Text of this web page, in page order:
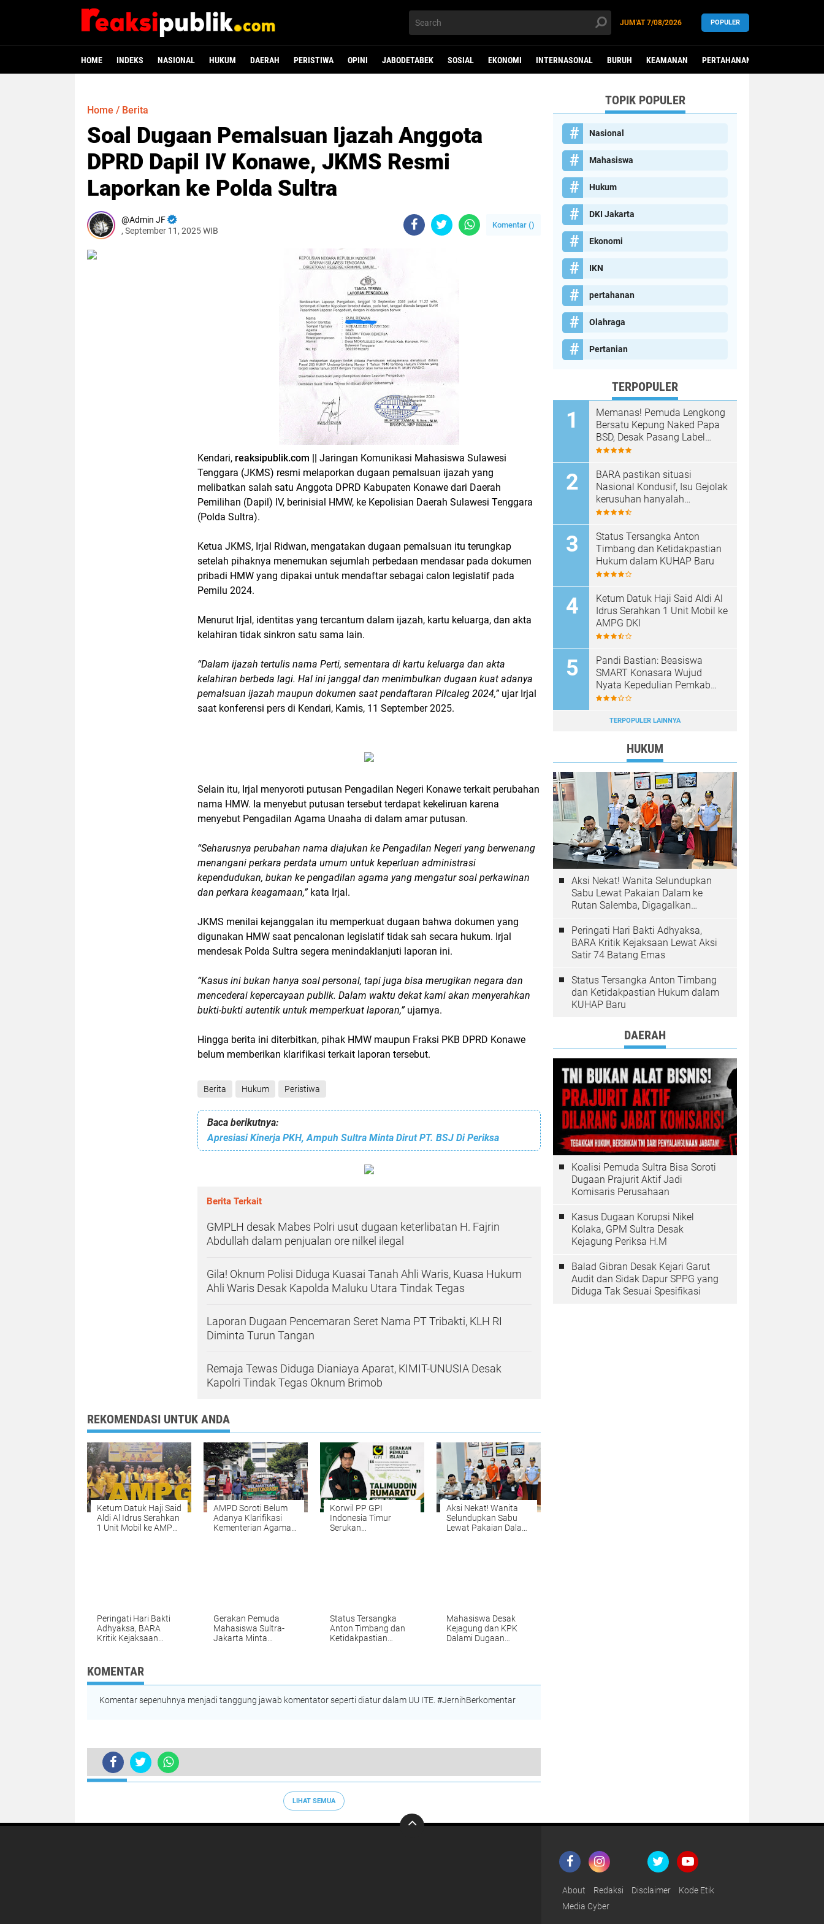
JUM'AT7/08/2026 POPULER
HOME INDEKS NASIONAL HUKUM DAERAH PERISTIWA OPINI JABODETABEK SOSIAL EKONOMI INTERNASONAL BURUH KEAMANAN PERTAHANAN
Home / Berita
Soal Dugaan Pemalsuan Ijazah Anggota
DPRD Dapil IV Konawe, JKMS Resmi
Laporkan ke Polda Sultra
Admin JF
, September 11, 2025 WIB
Komentar ()
Kendari, reaksipublik.com || Jaringan Komunikasi Mahasiswa Sulawesi
Tenggara (JKMS) resmi melaporkan dugaan pemalsuan ijazah yang
melibatkan salah satu Anggota DPRD Kabupaten Konawe dari Daerah
Pemilihan (Dapil) IV, berinisial HMW, ke Kepolisian Daerah Sulawesi Tenggara
(Polda Sultra).
Ketua JKMS, Irjal Ridwan, mengatakan dugaan pemalsuan itu terungkap
setelah pihaknya menemukan sejumlah perbedaan mendasar pada dokumen
pribadi HMW yang dipakai untuk mendaftar sebagai calon legislatif pada
Pemilu 2024.
Menurut Irjal, identitas yang tercantum dalam ijazah, kartu keluarga, dan akta
kelahiran tidak sinkron satu sama lain.
“Dalam ijazah tertulis nama Perti, sementara di kartu keluarga dan akta
kelahiran berbeda lagi. Hal ini janggal dan menimbulkan dugaan kuat adanya
pemalsuan ijazah maupun dokumen saat pendaftaran Pilcaleg 2024,”ujar Irjal
saat konferensi pers di Kendari, Kamis, 11 September 2025.
Selain itu, Irjal menyoroti putusan Pengadilan Negeri Konawe terkait perubahan
nama HMW. Ia menyebut putusan tersebut terdapat kekeliruan karena
menyebut Pengadilan Agama Unaaha di dalam amar putusan.
“Seharusnya perubahan nama diajukan ke Pengadilan Negeri yang berwenang
menangani perkara perdata umum untuk keperluan administrasi
kependudukan, bukan ke pengadilan agama yang mengatur soal perkawinan
dan perkara keagamaan,”kata Irjal.
JKMS menilai kejanggalan itu memperkuat dugaan bahwa dokumen yang
digunakan HMW saat pencalonan legislatif tidak sah secara hukum. Irjal
mendesak Polda Sultra segera menindaklanjuti laporan ini.
“Kasus ini bukan hanya soal personal, tapi juga bisa merugikan negara dan
mencederai kepercayaan publik. Dalam waktu dekat kami akan menyerahkan
bukti-bukti autentik untuk memperkuat laporan,”ujarnya.
Hingga berita ini diterbitkan, pihak HMW maupun Fraksi PKB DPRD Konawe
belum memberikan klarifikasi terkait laporan tersebut.
Berita Hukum Peristiwa
Baca berikutnya:
Apresiasi Kinerja PKH, Ampuh Sultra Minta Dirut PT. BSJ Di Periksa
Berita Terkait
GMPLH desak Mabes Polri usut dugaan keterlibatan H. Fajrin
Abdullah dalam penjualan ore nilkel ilegal
Gila! Oknum Polisi Diduga Kuasai Tanah Ahli Waris, Kuasa Hukum
Ahli Waris Desak Kapolda Maluku Utara Tindak Tegas
Laporan Dugaan Pencemaran Seret Nama PT Tribakti, KLH RI
Diminta Turun Tangan
Remaja Tewas Diduga Dianiaya Aparat, KIMIT-UNUSIA Desak
Kapolri Tindak Tegas Oknum Brimob
REKOMENDASI UNTUK ANDA
Ketum Datuk Haji Said
Aldi Al Idrus Serahkan
1 Unit Mobil ke AMPG
AMPD Soroti Belum
Adanya Klarifikasi
Kementerian Agama
Korwil PP GPI
Indonesia Timur
Serukan
Aksi Nekat! Wanita
Selundupkan Sabu
Lewat Pakaian Dalam
Peringati Hari Bakti
Adhyaksa, BARA
Kritik Kejaksaan
Gerakan Pemuda
Mahasiswa Sultra-
Jakarta Minta
Nikel
Status Tersangka
Anton Timbang dan
Ketidakpastian
Mahasiswa Desak
Kejagung dan KPK
Dalami Dugaan
KOMENTAR
Komentar sepenuhnya menjadi tanggung jawab komentator seperti diatur dalam UU ITE. #JernihBerkomentar
Soal Dugaan Pemalsuan Ijazah Anggota DPRD Dapil IV Konawe, JKMS Resmi Laporkan ke Polda Sultra
TERKINI
LIHAT SEMUA
TOPIK POPULER
Nasional
Mahasiswa
Hukum
DKI Jakarta
Ekonomi
IKN
pertahanan
Olahraga
Pertanian
TERPOPULER
Memanas! Pemuda Lengkong
Bersatu Kepung Naked Papa
BSD, Desak Pasang Label
Non-Halal dan Prioritaskan
BARA pastikan situasi
Nasional Kondusif, Isu Gejolak
kerusuhan hanyalah
Propaganda para oknum
Status Tersangka Anton
Timbang dan Ketidakpastian
Hukum dalam KUHAP Baru
Ketum Datuk Haji Said Aldi Al
Idrus Serahkan 1 Unit Mobil ke
AMPG DKI
Pandi Bastian: Beasiswa
SMART Konasara Wujud
Nyata Kepedulian Pemkab
Konawe Utara terhadap
TERPOPULER LAINNYA
HUKUM
Aksi Nekat! Wanita Selundupkan
Sabu Lewat Pakaian Dalam ke
Rutan Salemba, Digagalkan
Peringati Hari Bakti Adhyaksa,
BARA Kritik Kejaksaan Lewat Aksi
Satir 74 Batang Emas
Status Tersangka Anton Timbang
dan Ketidakpastian Hukum dalam
KUHAP Baru
DAERAH
Koalisi Pemuda Sultra Bisa Soroti
Dugaan Prajurit Aktif Jadi
Komisaris Perusahaan
Kasus Dugaan Korupsi Nikel
Kolaka, GPM Sultra Desak
Kejagung Periksa H.M
Balad Gibran Desak Kejari Garut
Audit dan Sidak Dapur SPPG yang
Diduga Tak Sesuai Spesifikasi
About Redaksi Disclaimer
Kode Etik
Media Cyber